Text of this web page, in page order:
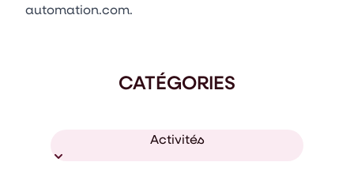
automation.com.
CATÉGORIES
Activités